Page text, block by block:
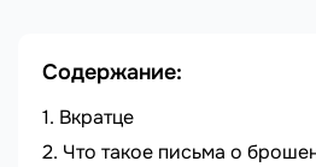
Содержание:
Вкратце
Что такое письма о